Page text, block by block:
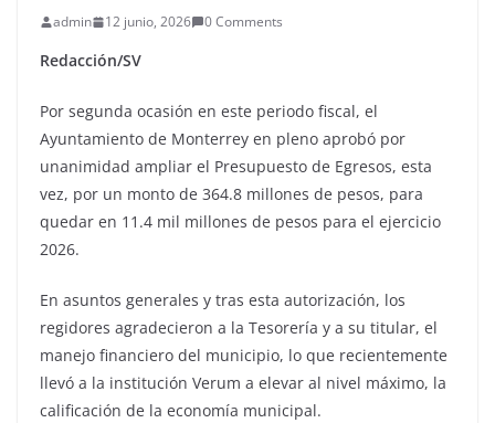
admin 12 junio, 2026 0 Comments
Redacción/SV
Por segunda ocasión en este periodo fiscal, el
Ayuntamiento de Monterrey en pleno aprobó por
unanimidad ampliar el Presupuesto de Egresos, esta
vez, por un monto de 364.8 millones de pesos, para
quedar en 11.4 mil millones de pesos para el ejercicio
2026.
En asuntos generales y tras esta autorización, los
regidores agradecieron a la Tesorería y a su titular, el
manejo financiero del municipio, lo que recientemente
llevó a la institución Verum a elevar al nivel máximo, la
calificación de la economía municipal.